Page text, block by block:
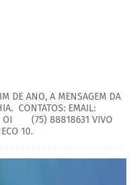
DE ANO, A MENSAGEM DA
CONTATOS: EMAIL:
OI (75) 88818631 VIVO
10.